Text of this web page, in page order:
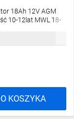
18Ah 12V AGM
10-12lat MWL 18-
KOSZYKA